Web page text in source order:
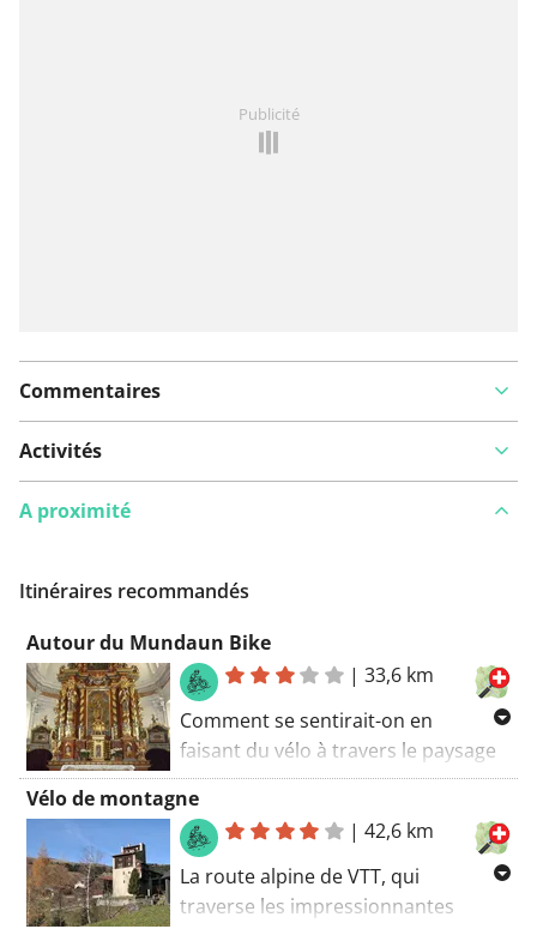
Publicité
Commentaires
Activités
A proximité
Itinéraires recommandés
Autour du Mundaun Bike
|33,6 km
Comment se sentirait-on en
faisant du vélo à travers le paysage
impressionnant autour du
Mundaun ? Ce parcours de VTT
exigeant dans le canton des
Grisons, près de Vella GR, s'étend
sur 33,6 kilomètres et surmonte
Vélo de montagne
|42,6 km
La route alpine de VTT, qui
traverse les impressionnantes